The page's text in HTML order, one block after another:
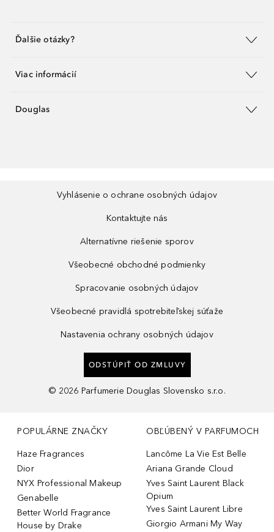
Ďalšie otázky?
Viac informácií
Douglas
Vyhlásenie o ochrane osobných údajov
Kontaktujte nás
Alternatívne riešenie sporov
Všeobecné obchodné podmienky
Spracovanie osobných údajov
Všeobecné pravidlá spotrebiteľskej súťaže
Nastavenia ochrany osobných údajov
ODSTÚPIŤ OD ZMLUVY
© 2026 Parfumerie Douglas Slovensko s.r.o.
POPULÁRNE ZNAČKY
Haze Fragrances
Dior
NYX Professional Makeup
Genabelle
Better World Fragrance
House by Drake
OBĽÚBENÝ V PARFUMOCH
Lancôme La Vie Est Belle
Ariana Grande Cloud
Yves Saint Laurent Black
Opium
Yves Saint Laurent Libre
Giorgio Armani My Way